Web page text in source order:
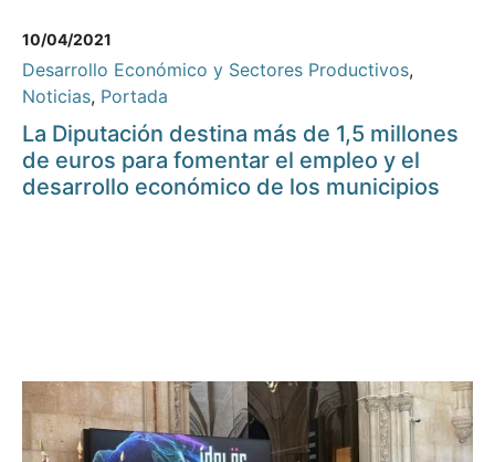
10/04/2021
Desarrollo Económico y Sectores Productivos,
Noticias, Portada
La Diputación destina más de 1,5 millones
de euros para fomentar el empleo y el
desarrollo económico de los municipios